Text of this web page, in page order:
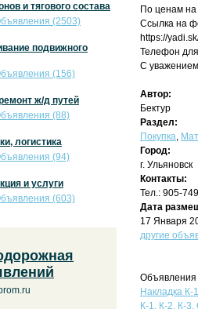
По ценам на
Ссылка на
https://
Телефон
С
Автор:
Бектур
Раздел:
Покупка,
Город:
г. Ульяновск
Контакты:
Тел.: 905-
Дата
17 Января
другие
Объявления
Накладка К-
К-1, К-2, К-
и тягового состава
(2503)
подвижного
(156)
ж/д путей
(88)
логистика
(94)
и услуги
(603)